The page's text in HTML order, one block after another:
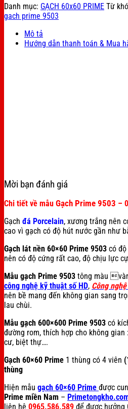
Danh mục: GẠCH 60x60 PRIME Từ
gach prime 9503
Mô tả
Hướng dẫn thanh toán & Mua
Mời bạn đánh giá
Chi tiết về mẫu Gạch Prime 9503 –
Gạch đá Porcelain, xương trắng nên
cao vì gạch có độ hút nước gần như
Gạch lát nền 60×60 Prime 9503 có
nên có độ cứng rất cao, độ chịu lực
Mẫu gạch Prime 9503 tông màu
công nghệ kỹ thuật số HD, Công
nên bề mang đến không gian sang
lau chùi.
Mẫu gạch 600×600 Prime 9503 có
đường rom, thích hợp cho không gian
cư, biệt thự….
Gạch 60×60 Prime 1 thùng có 4 viên
thùng
Hiện mẫu gạch 60×60 Prime được
Prime miền Nam –
liên hệ 0965.586.589 để được hưởng